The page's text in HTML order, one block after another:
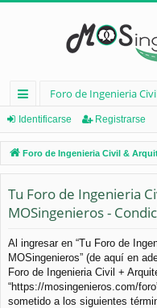
nl
ac
es
rá
pi
d
os
Foro de Ingenieria
Identificarse Registrarse
Foro de Ingenieria Civil &
Tu Foro de Ingenieria
MOSingenieros -
Al ingresar en “Tu Foro de
MOSingenieros” (de aquí en
Foro de Ingenieria Civil +
“https://mosingenieros.com/
sometido a los siguientes